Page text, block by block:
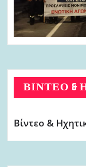
ΒΊΝΤΕΟ &
Βίντεο &